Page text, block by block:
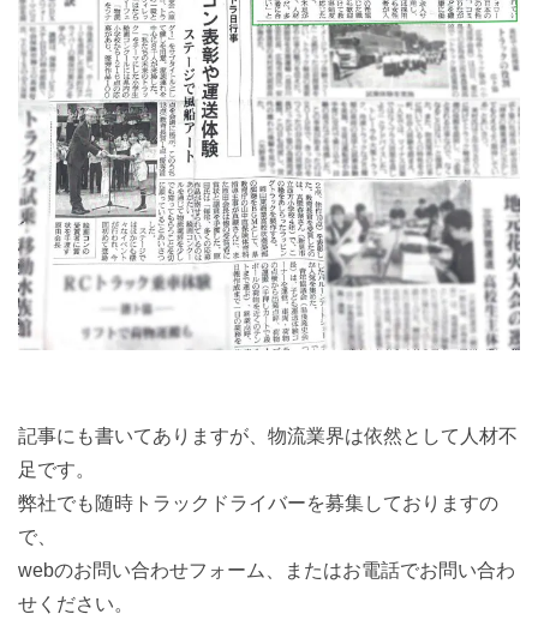
記事にも書いてありますが、物流業界は依然として人材不
足です。
弊社でも随時トラックドライバーを募集しておりますの
で、
webのお問い合わせフォーム、またはお電話でお問い合わ
せください。